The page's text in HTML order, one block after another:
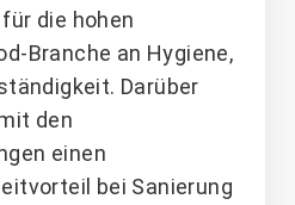
die hohen
Branche an Hygiene,
Darüber
den
einen
bei Sanierung